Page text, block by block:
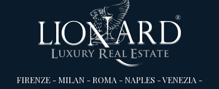
FIRENZE -MILAN -ROMA -NAPLES -VENEZIA -